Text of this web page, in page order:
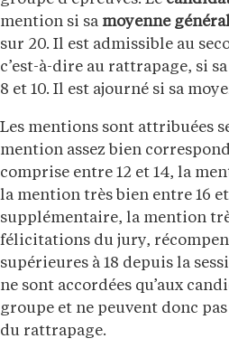
mention si sa moyenne
sur 20. Il est admissible au
c’est-à-dire au rattrapage, si
8 et 10. Il est ajourné si sa
Les mentions sont attribuées
mention assez bien
comprise entre 12 et 14, la
la mention très bien entre 16
supplémentaire, la mention
félicitations du jury,
supérieures à 18 depuis la
ne sont accordées qu’aux
groupe et ne peuvent donc
du rattrapage.